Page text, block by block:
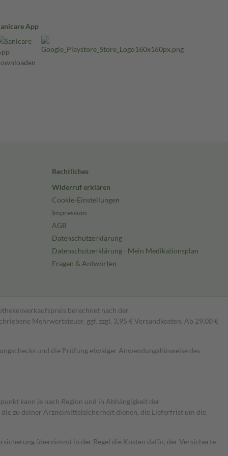
App
Rechtliches
Widerruf erklären
Cookie-Einstellungen
Impressum
AGB
Datenschutzerklärung
Datenschutzerklärung - Mein Medikationsplan
Fragen & Antworten
berechnet nach der
Mehrwertsteuer, ggf. zzgl. 3,95 € Versandkosten. Ab 29,00 €
und die Prüfung etwaiger Anwendungshinweise des
kann je nach Region und in Abhängigkeit der
zu deiner Arzneimittelsicherheit dienen, die Lieferfrist um die
übernimmt in der Regel die Kosten dafür, der Versicherte